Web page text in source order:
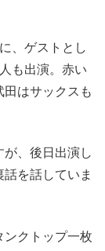
、ゲストとし
も出演。赤い
はサックスも
、後日出演し
を話していま
ンクトップ一枚